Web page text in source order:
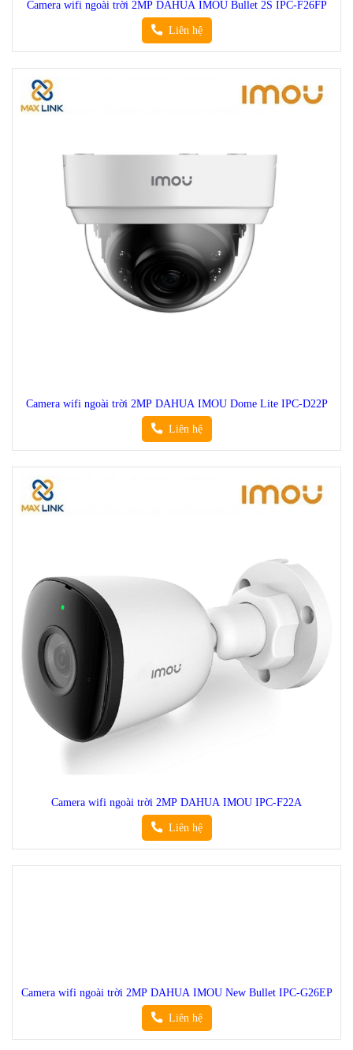
Camera wifi ngoài trời 2MP DAHUA IMOU Bullet 2S IPC-F26FP
Liên hệ
Camera wifi ngoài trời 2MP DAHUA IMOU Dome Lite IPC-D22P
Liên hệ
Camera wifi ngoài trời 2MP DAHUA IMOU IPC-F22A
Liên hệ
Camera wifi ngoài trời 2MP DAHUA IMOU New Bullet IPC-G26EP
Liên hệ